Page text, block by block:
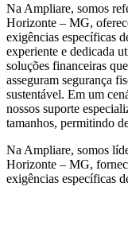
Na Ampliare, somos
Horizonte – MG,
exigências específicas
experiente e dedicada
soluções financeiras
asseguram segurança
sustentável. Em um
nossos suporte
tamanhos, permitindo
Na Ampliare, somos
Horizonte – MG,
exigências específicas